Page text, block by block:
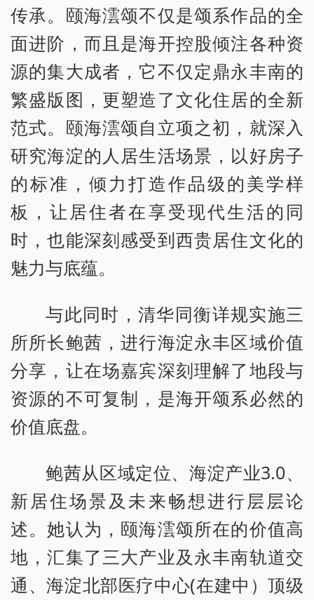
传承。颐海澐颂不仅是颂系作品的全
面进阶，而且是海开控股倾注各种资
源的集大成者，它不仅定鼎永丰南的
繁盛版图，更塑造了文化住居的全新
范式。颐海澐颂自立项之初，就深入
研究海淀的人居生活场景，以好房子
的标准，倾力打造作品级的美学样
板，让居住者在享受现代生活的同
时，也能深刻感受到西贵居住文化的
魅力与底蕴。
与此同时，清华同衡详规实施三
所所长鲍茜，进行海淀永丰区域价值
分享，让在场嘉宾深刻理解了地段与
资源的不可复制，是海开颂系必然的
价值底盘。
鲍茜从区域定位、海淀产业3.0、
新居住场景及未来畅想进行层层论
述。她认为，颐海澐颂所在的价值高
地，汇集了三大产业及永丰南轨道交
通、海淀北部医疗中心(在建中）顶级